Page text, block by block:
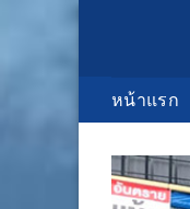
หน้าแรก